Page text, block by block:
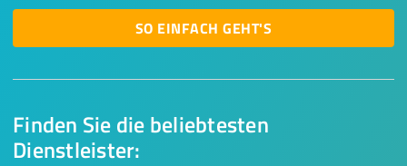
Finden Sie die beliebtesten
Dienstleister:
SO EINFACH GEHT'S